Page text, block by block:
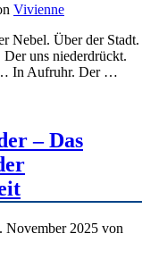
Vivienne
Nebel. Über der Stadt.
uns niederdrückt.
In Aufruhr. Der …
– Das
November 2025 von